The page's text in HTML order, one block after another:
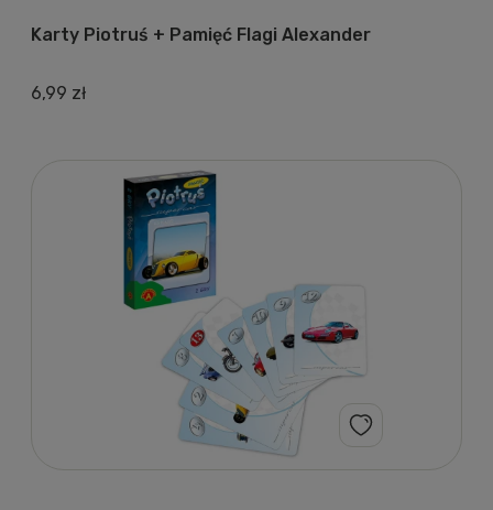
Karty Piotruś + Pamięć Flagi Alexander
6,99 zł